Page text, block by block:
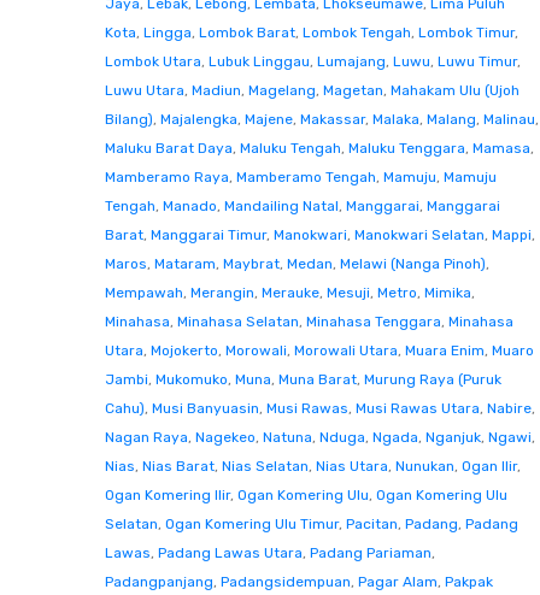
Jaya, Lebak, Lebong, Lembata, Lhokseumawe, Lima Puluh
Kota, Lingga, Lombok Barat, Lombok Tengah, Lombok Timur,
Lombok Utara, Lubuk Linggau, Lumajang, Luwu, Luwu Timur,
Luwu Utara, Madiun, Magelang, Magetan, Mahakam Ulu (Ujoh
Bilang), Majalengka, Majene, Makassar, Malaka, Malang, Malinau,
Maluku Barat Daya, Maluku Tengah, Maluku Tenggara, Mamasa,
Mamberamo Raya, Mamberamo Tengah, Mamuju, Mamuju
Tengah, Manado, Mandailing Natal, Manggarai, Manggarai
Barat, Manggarai Timur, Manokwari, Manokwari Selatan, Mappi,
Maros, Mataram, Maybrat, Medan, Melawi (Nanga Pinoh),
Mempawah, Merangin, Merauke, Mesuji, Metro, Mimika,
Minahasa, Minahasa Selatan, Minahasa Tenggara, Minahasa
Utara, Mojokerto, Morowali, Morowali Utara, Muara Enim, Muaro
Jambi, Mukomuko, Muna, Muna Barat, Murung Raya (Puruk
Cahu), Musi Banyuasin, Musi Rawas, Musi Rawas Utara, Nabire,
Nagan Raya, Nagekeo, Natuna, Nduga, Ngada, Nganjuk, Ngawi,
Nias, Nias Barat, Nias Selatan, Nias Utara, Nunukan, Ogan Ilir,
Ogan Komering Ilir, Ogan Komering Ulu, Ogan Komering Ulu
Selatan, Ogan Komering Ulu Timur, Pacitan, Padang, Padang
Lawas, Padang Lawas Utara, Padang Pariaman,
Padangpanjang, Padangsidempuan, Pagar Alam, Pakpak